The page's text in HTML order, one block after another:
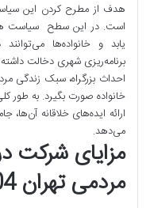
هدف از مطرح کردن این
است. در این سطح سیاست
یابد و خانواده‌ها
برنامه‌ریزی شهری دخالت
احداث بزرگراه، سبک زندگی
خانواده صورت بگیرد. به طور
ارائه ایده‌های خلاقانه
می‌دهد.
مزایای شرکت
مردمی تهران 1404